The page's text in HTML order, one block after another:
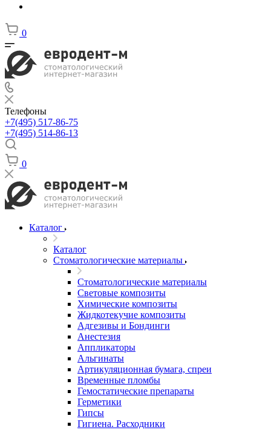
0
Телефоны
+7(495) 517-86-75
+7(495) 514-86-13
0
Каталог
Каталог
Стоматологические материалы
Стоматологические материалы
Световые композиты
Химические композиты
Жидкотекучие композиты
Адгезивы и Бондинги
Анестезия
Аппликаторы
Альгинаты
Артикуляционная бумага, спреи
Временные пломбы
Гемостатические препараты
Герметики
Гипсы
Гигиена. Расходники